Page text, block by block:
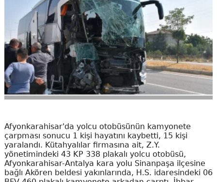
Afyonkarahisar'da yolcu otobüsünün kamyonete
çarpması sonucu 1 kişi hayatını kaybetti, 15 kişi
yaralandı. Kütahyalılar firmasına ait, Z.Y.
yönetimindeki 43 KP 338 plakalı yolcu otobüsü,
Afyonkarahisar-Antalya kara yolu Sinanpaşa ilçesine
bağlı Akören beldesi yakınlarında, H.S. idaresindeki 06